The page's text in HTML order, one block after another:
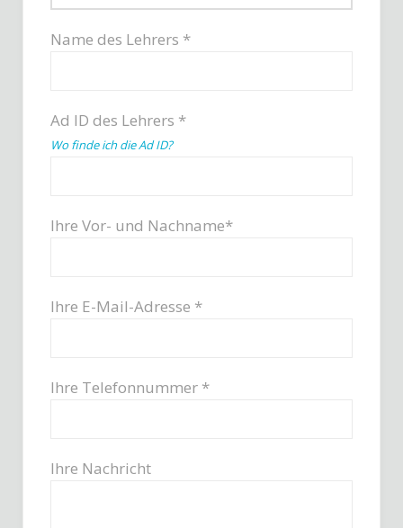
Name des Lehrers *
Ad ID des Lehrers *
Wo finde ich die Ad ID?
Ihre Vor- und Nachname*
Ihre E-Mail-Adresse *
Ihre Telefonnummer *
Ihre Nachricht